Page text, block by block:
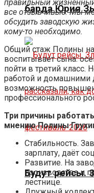
барда Юрия
Будут рейсы.
правильный
все отзывчивые. Мы
обсудить заводскую
кому-то необходимо.
Общий стаж Полины
воспитывает сына:
пойти в третий класс.
работой и домашними
возможность
профессионального
Три причины
мнению Полины
Стабильность.
зарплату, даёт
Развитие. На
производства и
лестнице.